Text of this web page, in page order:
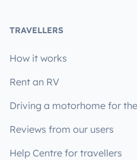
TRAVELLERS
How it works
Rent an RV
Driving a motorhome for
Reviews from our users
Help Centre for travellers